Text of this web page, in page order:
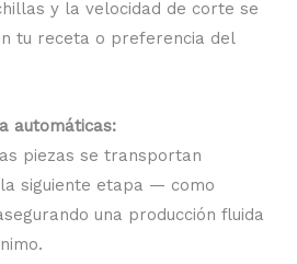
y la velocidad de corte se
tu receta o preferencia del
automáticas:
piezas se transportan
siguiente etapa — como
una producción fluida